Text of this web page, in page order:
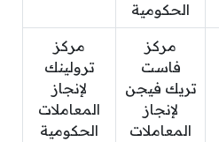
الحكومية
مركز
فاست
تريك فيجن
لإنجاز
المعاملات
مركز
ترولينك
لإنجاز
المعاملات
الحكومية